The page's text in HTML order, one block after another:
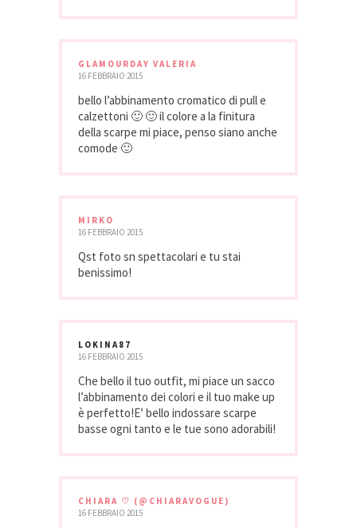
GLAMOURDAY VALERIA
16 FEBBRAIO 2015
bello l’abbinamento cromatico di pull e
calzettoni 🙂 🙂 il colore a la finitura
della scarpe mi piace, penso siano anche
comode 🙂
MIRKO
16 FEBBRAIO 2015
Qst foto sn spettacolari e tu stai
benissimo!
LOKINA87
16 FEBBRAIO 2015
Che bello il tuo outfit, mi piace un sacco
l’abbinamento dei colori e il tuo make up
è perfetto!E’ bello indossare scarpe
basse ogni tanto e le tue sono adorabili!
CHIARA ♡ (@CHIARAVOGUE)
16 FEBBRAIO 2015